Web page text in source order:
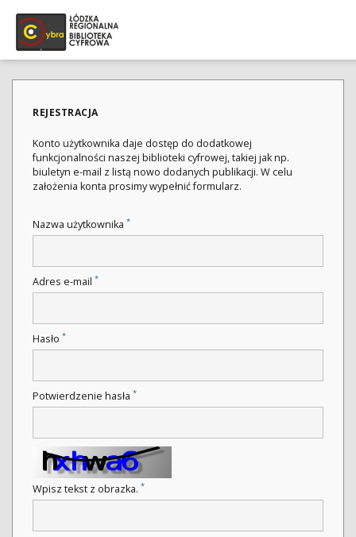
REJESTRACJA
Konto użytkownika daje dostęp do dodatkowej
funkcjonalności naszej biblioteki cyfrowej, takiej jak np.
biuletyn e-mail z listą nowo dodanych publikacji. W celu
założenia konta prosimy wypełnić formularz.
Nazwa użytkownika *
Adres e-mail *
Hasło *
Potwierdzenie hasła *
Wpisz tekst z obrazka. *